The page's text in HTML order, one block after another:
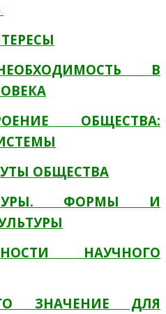
В
ОБЩЕСТВА:
ОБЩЕСТВА
ФОРМЫ И
НАУЧНОГО
ЗНАЧЕНИЕ ДЛЯ